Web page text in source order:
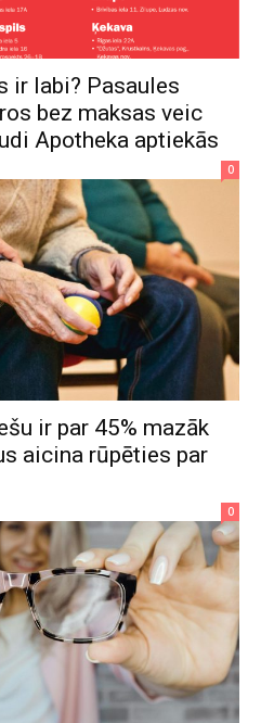
ir labi? Pasaules
bez maksas veic
Apotheka aptiekās
0
ir par 45% mazāk
aicina rūpēties par
0